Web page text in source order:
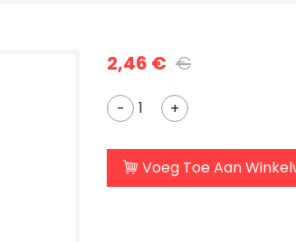
2,46 € €
- +
Voeg Toe Aan